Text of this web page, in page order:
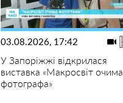
03.08.2026, 17:42
У Запоріжжі відкрилася
виставка «Макросвіт очима
фотографа»